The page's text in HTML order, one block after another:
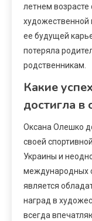
летнем
художественной
ее будущей
потеряла
родственникам.
Какие
достигла в
Оксана Олешко
своей
Украины и
международных
является
наград в
всегда